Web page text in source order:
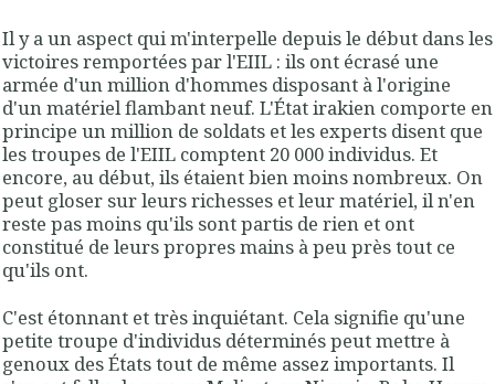
Il y a un aspect qui m'interpelle depuis le début dans les
victoires remportées par l'EIIL : ils ont écrasé une
armée d'un million d'hommes disposant à l'origine
d'un matériel flambant neuf. L'État irakien comporte en
principe un million de soldats et les experts disent que
les troupes de l'EIIL comptent 20 000 individus. Et
encore, au début, ils étaient bien moins nombreux. On
peut gloser sur leurs richesses et leur matériel, il n'en
reste pas moins qu'ils sont partis de rien et ont
constitué de leurs propres mains à peu près tout ce
qu'ils ont.
C'est étonnant et très inquiétant. Cela signifie qu'une
petite troupe d'individus déterminés peut mettre à
genoux des États tout de même assez importants. Il